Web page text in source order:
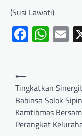
(Susi Lawati)
⟵
Tingkatkan
Babinsa Solok
Kamtibmas
Perangkat